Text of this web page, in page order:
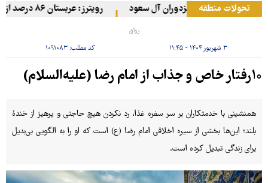
تحولات منطقه
یمن به مواضع مزدوران آل سعود رویترز: عربستان ۸۶ درصد از موشک‌های پاتریوت خود را استفاده کرده است
رواق
۳ شهریور ۱۴۰۴ - ۱۱:۴۵ کد مطلب:۱۰۹۱۰۸۳
۱۰رفتار خاص و جذاب از امام رضا (علیه‌السلام)
همنشینی با خدمتکاران بر سر سفره غذا، رد نکردن هیچ حاجتی و پرهیز از خندۀ
بلند؛ این‌ها بخشی از سیره اخلاقی امام رضا (ع) است که او را به الگویی بی‌بدیل
برای زندگی تبدیل کرده است.